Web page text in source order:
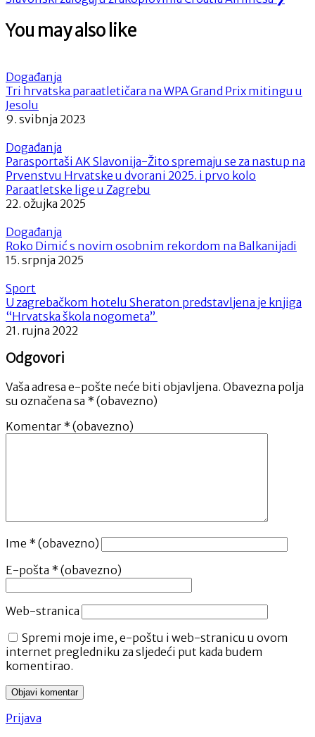
objava
You may also like
Događanja
Tri hrvatska paraatletičara na WPA Grand Prix mitingu u
Jesolu
9. svibnja 2023
Događanja
Parasportaši AK Slavonija-Žito spremaju se za nastup na
Prvenstvu Hrvatske u dvorani 2025. i prvo kolo
Paraatletske lige u Zagrebu
22. ožujka 2025
Događanja
Roko Dimić s novim osobnim rekordom na Balkanijadi
15. srpnja 2025
Sport
U zagrebačkom hotelu Sheraton predstavljena je knjiga
“Hrvatska škola nogometa”
21. rujna 2022
Odgovori
Vaša adresa e-pošte neće biti objavljena. Obavezna polja
su označena sa * (obavezno)
Komentar * (obavezno)
Ime * (obavezno)
E-pošta * (obavezno)
Web-stranica
Spremi moje ime, e-poštu i web-stranicu u ovom
internet pregledniku za sljedeći put kada budem
komentirao.
Prijava